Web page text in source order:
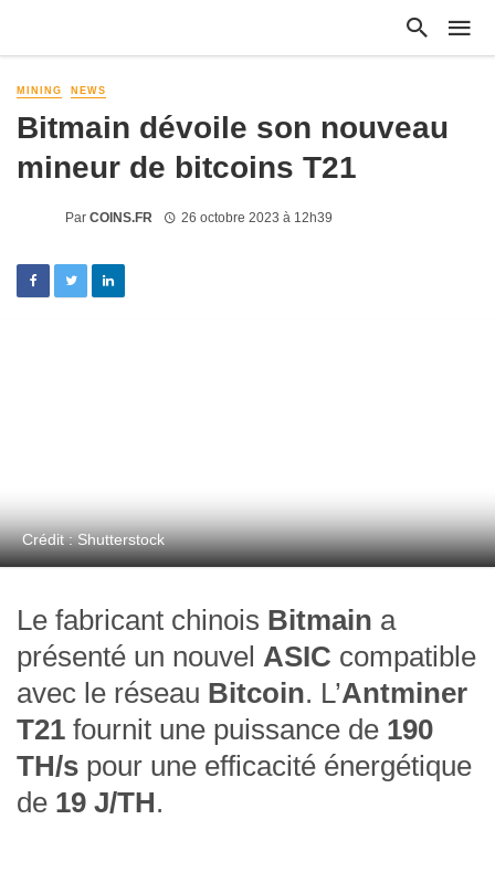
MINING NEWS
Bitmain dévoile son nouveau
mineur de bitcoins T21
Par COINS.FR 26 octobre 2023 à 12h39
Crédit : Shutterstock
Le fabricant chinois Bitmain a
présenté un nouvel ASIC compatible
avec le réseau Bitcoin. L’Antminer
T21 fournit une puissance de 190
TH/s pour une efficacité énergétique
de 19 J/TH.